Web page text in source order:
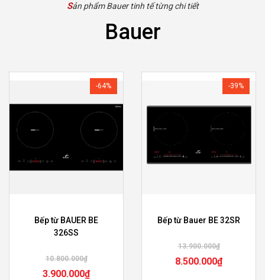
Sản phẩm Bauer tinh tế từng chi tiết
Bauer
-64%
Bếp từ BAUER BE
326SS
10.800.000₫
3.900.000₫
-39%
Bếp từ Bauer BE 32SR
13.900.000₫
8.500.000₫